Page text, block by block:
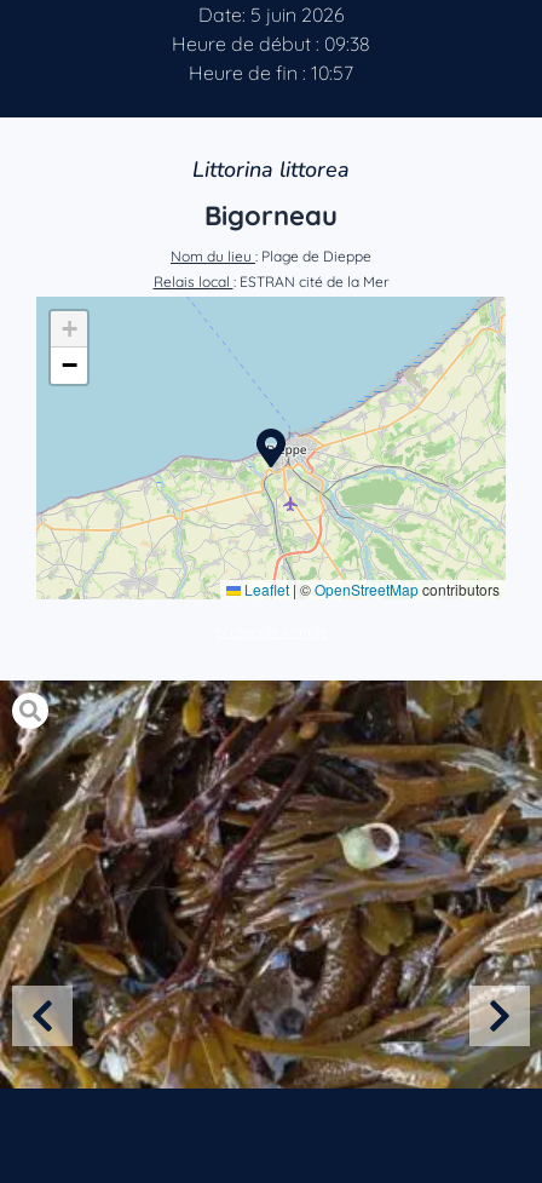
Date: 5 juin 2026
Heure de début : 09:38
Heure de fin : 10:57
Littorina littorea
Bigorneau
Nom du lieu : Plage de Dieppe
Relais local : ESTRAN cité de la Mer
+
−
Leaflet | ©OpenStreetMapcontributors